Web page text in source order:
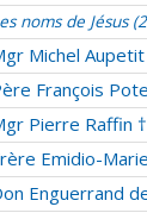
noms de Jésus
Michel Aupetit
François
Pierre Raffin †
Emidio-
Enguerrand